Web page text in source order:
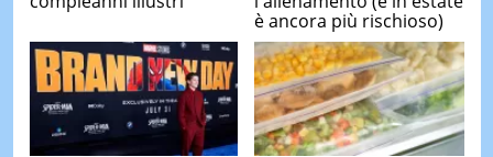
è ancora più rischioso)